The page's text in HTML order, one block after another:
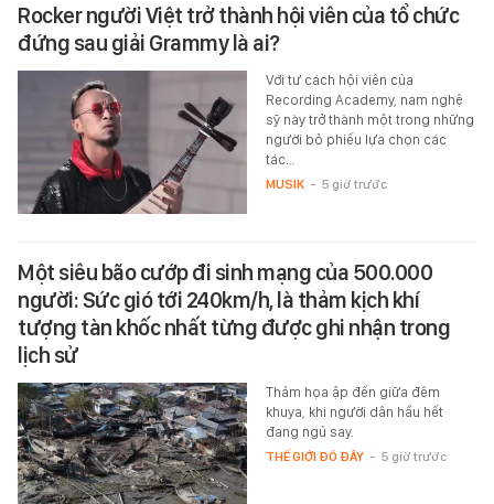
Rocker người Việt trở thành hội viên của tổ chức
đứng sau giải Grammy là ai?
Với tư cách hội viên của
Recording Academy, nam nghệ
sỹ này trở thành một trong những
người bỏ phiếu lựa chọn các
tác…
MUSIK - 5 giờ trước
Một siêu bão cướp đi sinh mạng của 500.000
người: Sức gió tới 240km/h, là thảm kịch khí
tượng tàn khốc nhất từng được ghi nhận trong
lịch sử
Thảm họa ập đến giữa đêm
khuya, khi người dân hầu hết
đang ngủ say.
THẾ GIỚI ĐÓ ĐÂY - 5 giờ trước